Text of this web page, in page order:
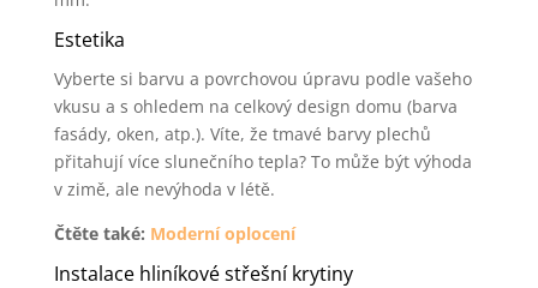
Estetika
Vyberte si barvu a povrchovou úpravu podle vašeho
vkusu a s ohledem na celkový design domu (barva
fasády, oken, atp.). Víte, že tmavé barvy plechů
přitahují více slunečního tepla? To může být výhoda
v zimě, ale nevýhoda v létě.
Čtěte také: Moderní oplocení
Instalace hliníkové střešní krytiny